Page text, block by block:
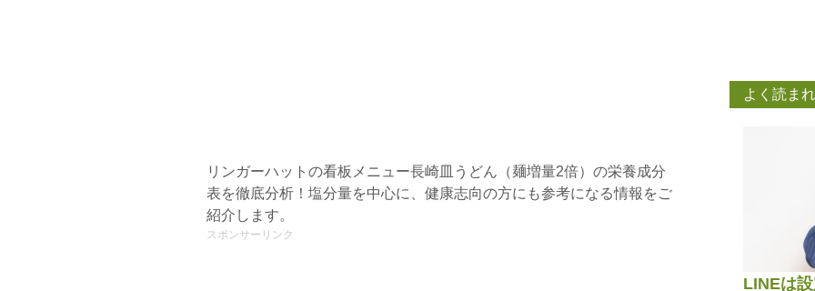
リンガーハットの看板メニュー長崎皿うどん（麺増量2倍）の栄養成分
表を徹底分析！塩分量を中心に、健康志向の方にも参考になる情報をご
紹介します。
スポンサーリンク
よく読ま
LINEは